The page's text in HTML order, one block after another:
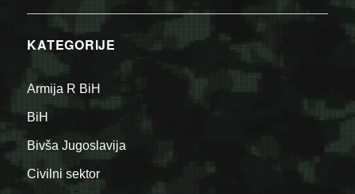
KATEGORIJE
Armija R BiH
BiH
Bivša Jugoslavija
Civilni sektor